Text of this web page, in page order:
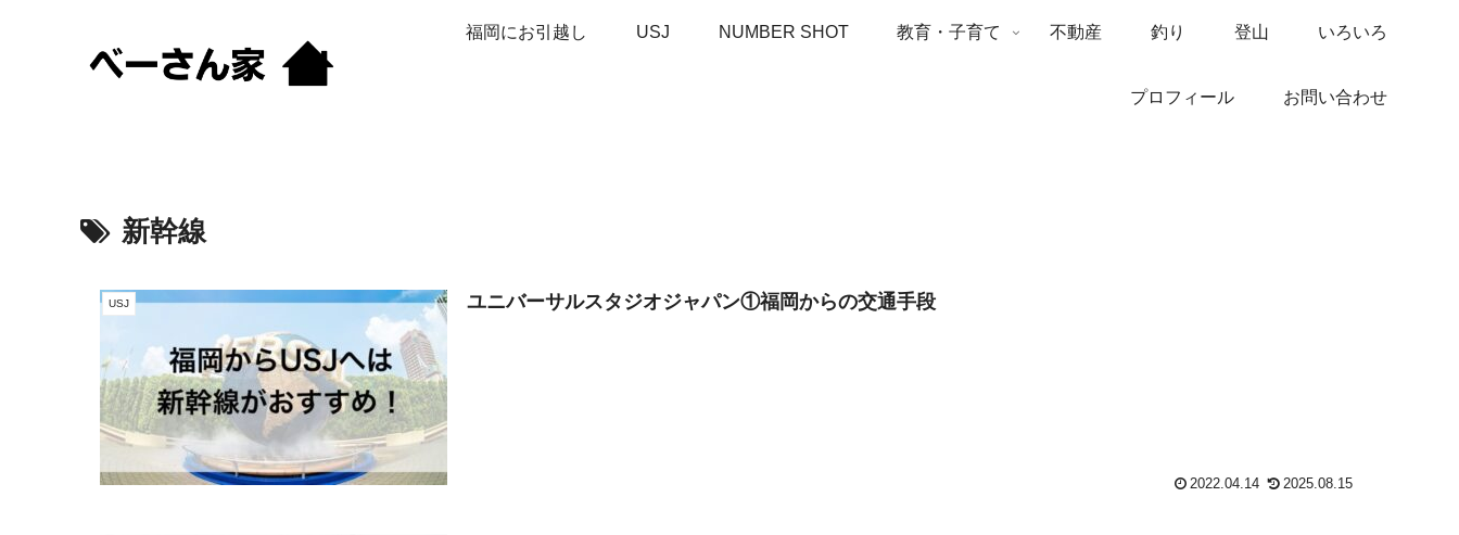
福岡にお引越し USJ NUMBER SHOT 教育・子育て 不動産 釣り 登山 いろいろ
プロフィール お問い合わせ
新幹線
USJ ユニバーサルスタジオジャパン①福岡からの交通手段
2022.04.14 2025.08.15